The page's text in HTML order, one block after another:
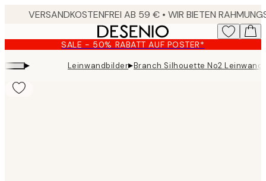
content.
SALE - 50% RABATT AUF POSTER*
▸ Leinwandbilder▸Branch Silhouette No2